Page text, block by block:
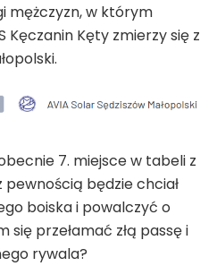
mężczyzn, w którym
Kęczanin Kęty zmierzy się z
7. miejsce w tabeli z
będzie chciał
boiska i powalczyć o
się przełamać złą passę i
rywala?